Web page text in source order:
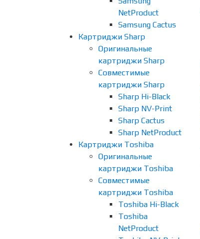
NetProduct
Samsung Cactus
Картриджи Sharp
Оригинальные
картриджи Sharp
Совместимые
картриджи Sharp
Sharp Hi-Black
Sharp NV-Print
Sharp Cactus
Sharp NetProduct
Картриджи Toshiba
Оригинальные
картриджи Toshiba
Совместимые
картриджи Toshiba
Toshiba Hi-Black
Toshiba
NetProduct